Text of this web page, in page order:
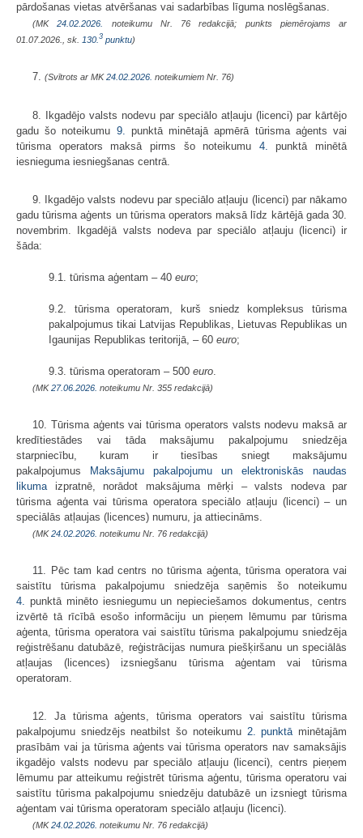
pārdošanas vietas atvēršanas vai sadarbības līguma noslēgšanas.
(MK24.02.2026.
noteikumu Nr. 76 redakcijā; punkts piemērojams ar
01.07.2026., sk. 130. 3 punktu)
7. (Svītrots ar MK24.02.2026. noteikumiem Nr. 76)
8. Ikgadējo valsts nodevu par speciālo atļauju (licenci) par kārtējo
gadu šo noteikumu 9.
punktā minētajā apmērā tūrisma aģents vai
tūrisma operators maksā pirms šo noteikumu 4.
punktā minētā
iesnieguma iesniegšanas centrā.
9. Ikgadējo valsts nodevu par speciālo atļauju (licenci) par nākamo
gadu tūrisma aģents un tūrisma operators maksā līdz kārtējā gada 30.
novembrim. Ikgadējā valsts nodeva par speciālo atļauju (licenci) ir
šāda:
9.1. tūrisma aģentam – 40 euro;
9.2. tūrisma operatoram, kurš sniedz kompleksus tūrisma
pakalpojumus tikai Latvijas Republikas, Lietuvas Republikas un
Igaunijas Republikas teritorijā, – 60 euro;
9.3. tūrisma operatoram – 500 euro
(MK27.06.2026. noteikumu Nr. 355 redakcijā)
10. Tūrisma aģents vai tūrisma operators valsts nodevu maksā ar
kredītiestādes vai tāda maksājumu pakalpojumu sniedzēja
starpniecību, kuram ir tiesības sniegt maksājumu
pakalpojumus
Maksājumu pakalpojumu un elektroniskās naudas
likuma izpratnē, norādot maksājuma mērķi – valsts nodeva par
tūrisma aģenta vai tūrisma operatora speciālo atļauju (licenci) – un
speciālās atļaujas (licences) numuru, ja attiecināms.
(MK24.02.2026. noteikumu Nr. 76 redakcijā)
11. Pēc tam kad centrs no tūrisma aģenta, tūrisma operatora vai
saistītu tūrisma pakalpojumu sniedzēja saņēmis šo noteikumu
4.
punktā minēto iesniegumu un nepieciešamos dokumentus, centrs
izvērtē tā rīcībā esošo informāciju un pieņem lēmumu par tūrisma
aģenta, tūrisma operatora vai saistītu tūrisma pakalpojumu sniedzēja
reģistrēšanu datubāzē, reģistrācijas numura piešķiršanu un speciālās
atļaujas (licences) izsniegšanu tūrisma aģentam vai tūrisma
operatoram.
12. Ja tūrisma aģents, tūrisma operators vai saistītu tūrisma
pakalpojumu sniedzējs neatbilst šo noteikumu 2. punktā minētajām
prasībām vai ja tūrisma aģents vai tūrisma operators nav samaksājis
ikgadējo valsts nodevu par speciālo atļauju (licenci), centrs pieņem
lēmumu par atteikumu reģistrēt tūrisma aģentu, tūrisma operatoru vai
saistītu tūrisma pakalpojumu sniedzēju datubāzē un izsniegt tūrisma
aģentam vai tūrisma operatoram speciālo atļauju (licenci).
(MK24.02.2026. noteikumu Nr. 76 redakcijā)